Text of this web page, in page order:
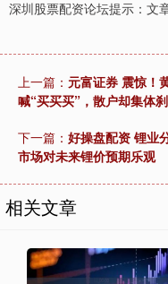
深圳股票配资论坛提示：文
上一篇： 元富证券 震惊！
喊“买买买”，散户却集体
下一篇： 好操盘配资 锂业
市场对未来锂价预期乐观
相关文章